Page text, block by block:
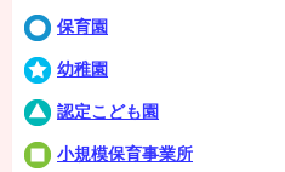
保育園
幼稚園
認定こども園
小規模保育事業所